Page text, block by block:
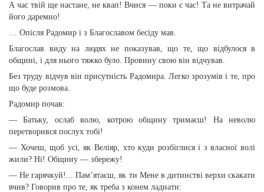
А час твій ще настане, не квап! Вчися — поки є час! Та не витрачай
його даремно!
… Опісля Радомир і з Благославом бесіду мав.
Благослав виду на людях не показував, що те, що відбулося в
общині, і для нього тяжко було. Провину свою він відчував.
Без труду відчув він присутність Радомира. Легко зрозумів і те, про
що буде розмова.
Радомир почав:
— Батьку, ослаб волю, котрою общину тримаєш! На неволю
перетворився послух тобі!
— Хочеш, щоб усі, як Веліяр, хто куди розбіглися і з власної волі
жили? Ні! Общину — збережу!
— Не гарячкуй!... Пам’ятаєш, як ти Мене в дитинстві верхи скакати
вчив? Говорив про те, як треба з конем ладнати: